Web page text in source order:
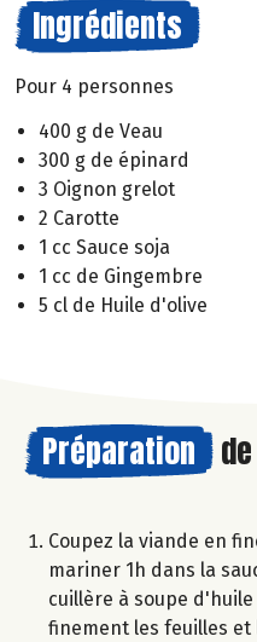
Ingrédients
Pour 4 personnes
400 g de Veau
300 g de épinard
3 Oignon grelot
2 Carotte
1 cc Sauce soja
1 cc de Gingembre
5 cl de Huile d'olive
Préparation
Coupez la viande en
mariner 1h dans la
cuillère à soupe
finement les feuilles et